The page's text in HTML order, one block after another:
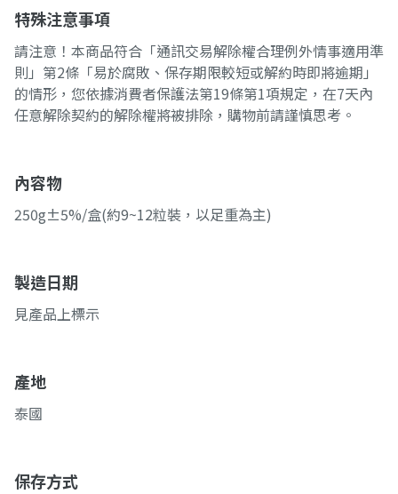
特殊注意事項
請注意！本商品符合「通訊交易解除權合理例外情事適用準
則」第2條「易於腐敗、保存期限較短或解約時即將逾期」
的情形，您依據消費者保護法第19條第1項規定，在7天內
任意解除契約的解除權將被排除，購物前請謹慎思考。
內容物
250g±5%/盒(約9~12粒裝，以足重為主)
製造日期
見產品上標示
產地
泰國
保存方式